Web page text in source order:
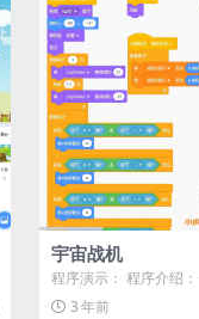
宇宙战机
程序演示： 程序介绍
飞机大战游戏。玩家需
3 年前